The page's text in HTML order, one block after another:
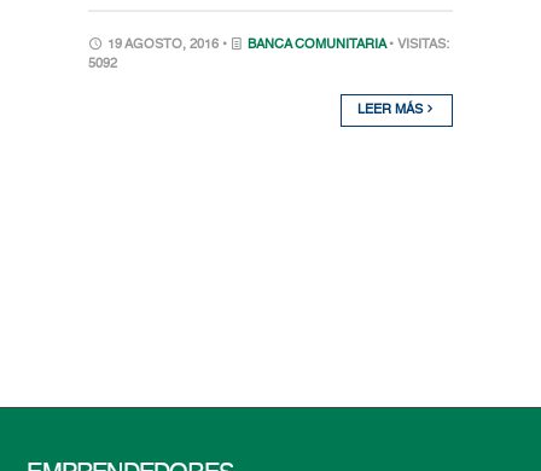
19 AGOSTO, 2016 • BANCA COMUNITARIA • VISITAS:
5092
LEER MÁS